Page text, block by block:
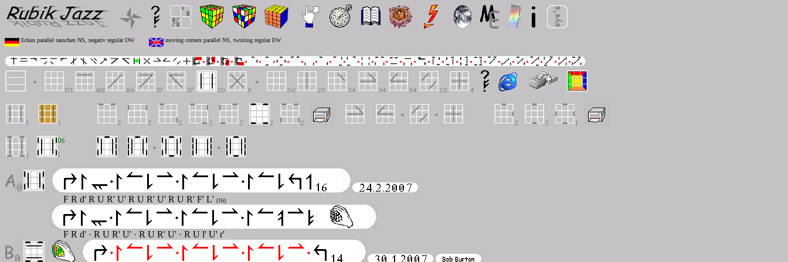
Ecken parallel tauschen NS, negativ regulär OW moving corners parallel NS, twisting regular EW
F R d' R U R' U' R U R' U' R U R' F' L' (16)
F R d' · R U R' U' · R U R' U' · R U l' U' r'